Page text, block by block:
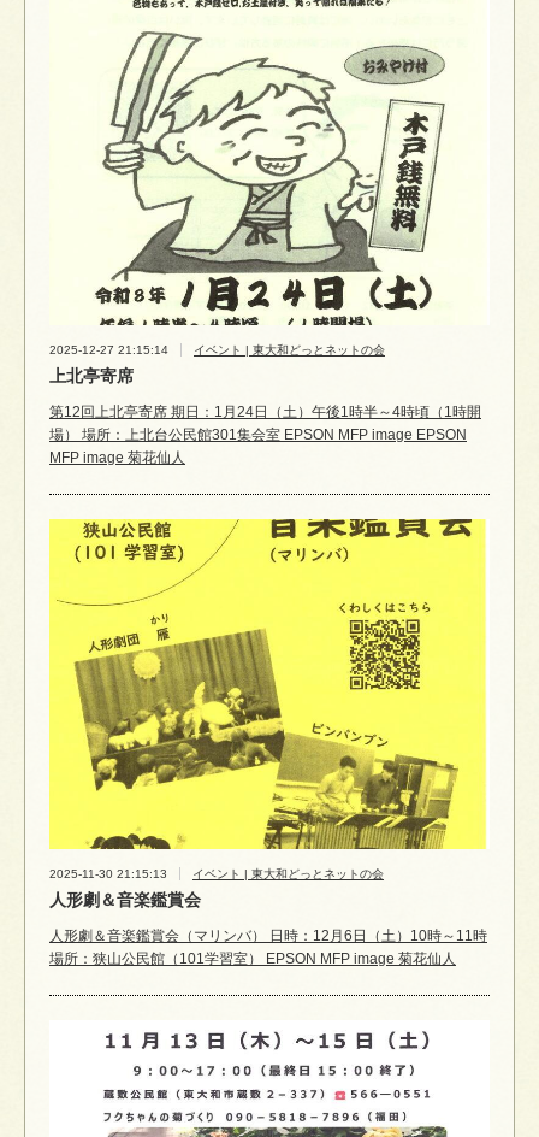
2025-12-27 21:15:14 イベント | 東大和どっとネットの会
上北亭寄席
第12回上北亭寄席 期日：1月24日（土）午後1時半～4時頃（1時開
場） 場所：上北台公民館301集会室 EPSON MFP image EPSON
MFP image 菊花仙人
2025-11-30 21:15:13 イベント | 東大和どっとネットの会
人形劇＆音楽鑑賞会
人形劇＆音楽鑑賞会（マリンバ） 日時：12月6日（土）10時～11時
場所：狭山公民館（101学習室） EPSON MFP image 菊花仙人